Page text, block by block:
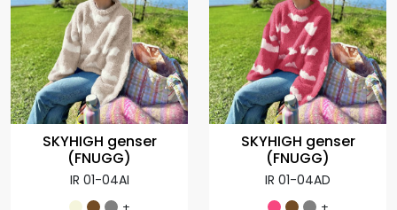
SKYHIGH genser
(FNUGG)
IR 01-04AI
SKYHIGH genser
(FNUGG)
IR 01-04AD